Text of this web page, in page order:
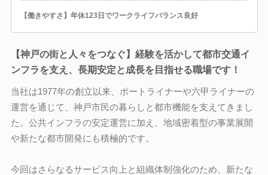
【働きやすさ】年休123日でワークライフバランス良好
【神戸の街と人々をつなぐ】経験を活かして都市交通イ
ンフラを支え、長期安定と成長を目指せる職場です！
当社は1977年の創立以来、ポートライナーや六甲ライナーの
運営を通じて、神戸市民の暮らしと都市機能を支えてきまし
た。公共インフラの安定運営に加え、地域密着型の事業展開
や新たな都市開発にも積極的です。
今回はさらなるサービス向上と組織体制強化のため、新たな